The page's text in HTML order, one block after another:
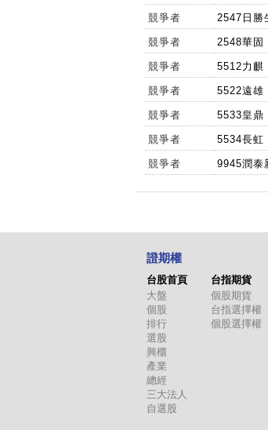
競爭者 2547日勝
競爭者 2548華固
競爭者 5512力麒
競爭者 5522遠雄
競爭者 5533皇鼎
競爭者 5534長虹
競爭者 9945潤泰
證期權
台股首頁
大盤
個股
排行
選股
興櫃
產業
總經
三大法人
自選股
台指期貨
個股期貨
台指選擇權
個股選擇權